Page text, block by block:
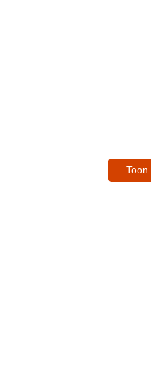
Toon